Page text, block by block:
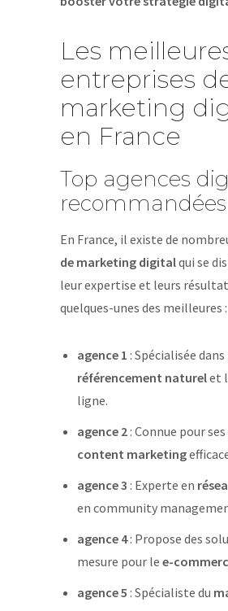
Les
entreprises
marketing
en France
Top agences
recommandées
En France, il existe de
de marketing digitalqui se
leur expertise et leurs
quelques-unes des meilleures :
agence 1 : Spécialisée dans
référencement naturelet
ligne.
agence 2: Connue pour
content marketing
agence 3 : Experte en
en community
agence 4: Propose des
mesure pour le e-
agence 5 : Spécialiste du